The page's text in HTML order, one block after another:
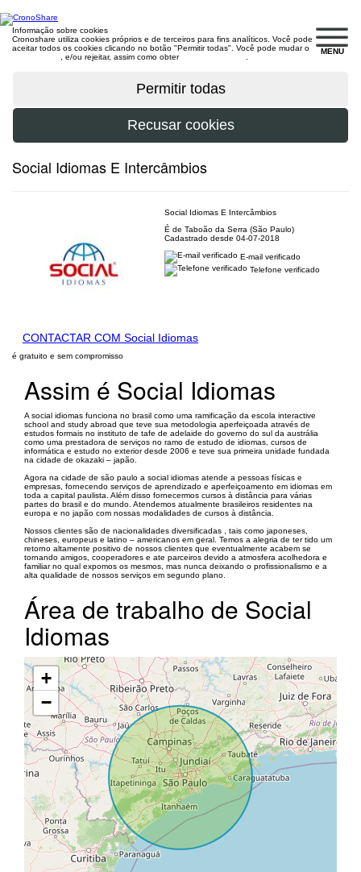
MENU
Informação sobre cookies
Cronoshare utiliza cookies próprios e de terceiros para fins analíticos. Você pode
aceitar todos os cookies clicando no botão "Permitir todas". Você pode mudar o
, e/ou rejeitar, assim como obter
Social Idiomas E Intercâmbios
Social Idiomas E Intercâmbios
É de Taboão da Serra (São Paulo)
Cadastrado desde 04-07-2018
E-mail verificado
Telefone verificado
CONTACTAR COM Social Idiomas
é gratuito e sem compromisso
Assim é Social Idiomas
A social idiomas funciona no brasil como uma ramificação da escola interactive
school and study abroad que teve sua metodologia aperfeiçoada através de
estudos formais no instituto de tafe de adelaide do governo do sul da austrália
como uma prestadora de serviços no ramo de estudo de idiomas, cursos de
informática e estudo no exterior desde 2006 e teve sua primeira unidade fundada
na cidade de okazaki – japão.
Agora na cidade de são paulo a social idiomas atende a pessoas físicas e
empresas, fornecendo serviços de aprendizado e aperfeiçoamento em idiomas em
toda a capital paulista. Além disso fornecermos cursos à distância para várias
partes do brasil e do mundo. Atendemos atualmente brasileiros residentes na
europa e no japão com nossas modalidades de cursos à distância.
Nossos clientes são de nacionalidades diversificadas , tais como japoneses,
chineses, europeus e latino – americanos em geral. Temos a alegria de ter tido um
retorno altamente positivo de nossos clientes que eventualmente acabem se
tornando amigos, cooperadores e ate parceiros devido a atmosfera acolhedora e
familiar no qual expomos os mesmos, mas nunca deixando o profissionalismo e a
alta qualidade de nossos serviços em segundo plano.
Área de trabalho de Social
Idiomas
+
−